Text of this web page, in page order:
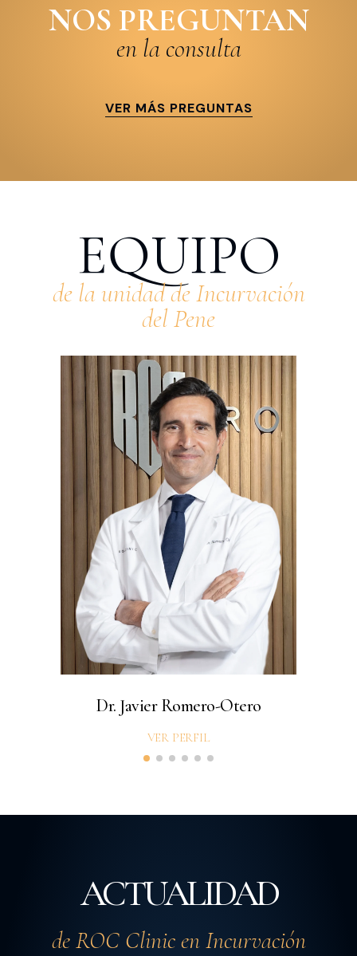
NOS PREGUNTAN
en la consulta
VER MÁS PREGUNTAS
EQUIPO
de la unidad de Incurvación
del Pene
Dr. Javier Romero-Otero
VER PERFIL
ACTUALIDAD
de ROC Clinic en Incurvación